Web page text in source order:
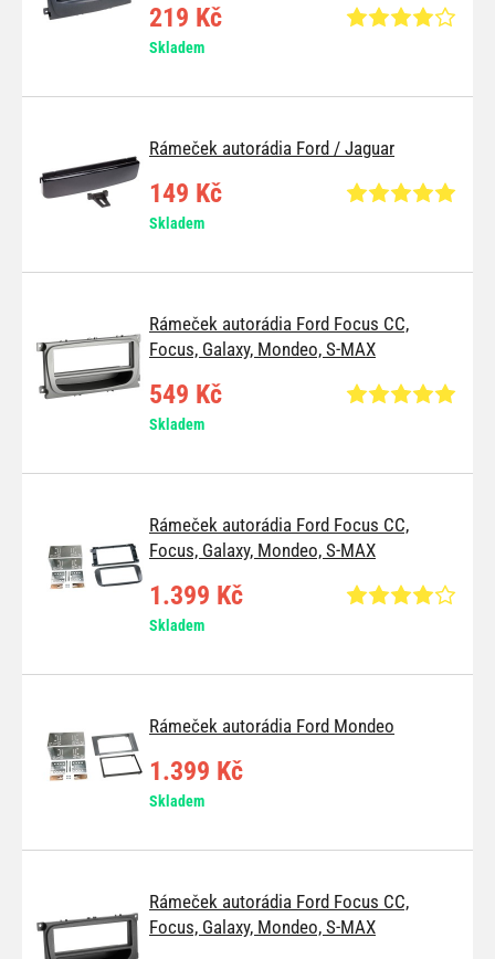
219 Kč
Skladem
Rámeček autorádia Ford / Jaguar
149 Kč
Skladem
Rámeček autorádia Ford Focus CC,
Focus, Galaxy, Mondeo, S-MAX
549 Kč
Skladem
Rámeček autorádia Ford Focus CC,
Focus, Galaxy, Mondeo, S-MAX
1.399 Kč
Skladem
Rámeček autorádia Ford Mondeo
1.399 Kč
Skladem
Rámeček autorádia Ford Focus CC,
Focus, Galaxy, Mondeo, S-MAX